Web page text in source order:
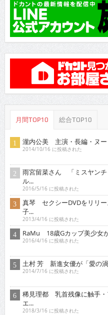
月間TOP10 総合TOP10
瀧内公美 主演・長編・ヌー
2014/10/16 に投稿された
雨宮留菜さん 「ミスヤンチ
ル...
2016/5/16 に投稿された
真琴 セクシーDVDをリリ
子...
2013/4/16 に投稿された
RaMu 18歳Gカップ美少女
2016/4/16 に投稿された
土村 芳 新進女優が「愛の
2014/7/16 に投稿された
稀見理都 乳首残像に触手
エ...
2018/3/16 に投稿された